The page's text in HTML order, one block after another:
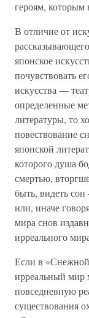
героям, которым
В отличие от
японское
почувствовать
искусства —
определенные
литературы, то
повествование
японской
которого душа
смертью,
быть, видеть
или, иначе
мира снов
ирреального
Если в
ирреальный мир
повседневную
существования